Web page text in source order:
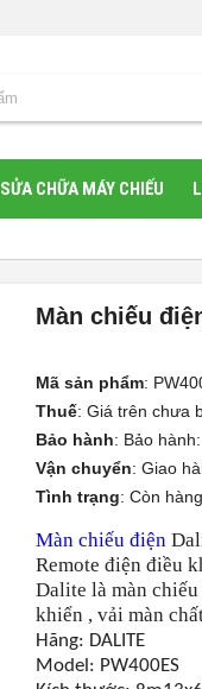
SỬA CHỮA MÁY CHIẾU
Màn chiếu
Mã sản phẩm:
Thuế: Giá trên chưa
Bảo hành: Bảo
Vận chuyển: Giao
Tình trạng: Còn hàng
Màn chiếu điện
Remote điện điều
Dalite là màn
khiển , vải màn
Hãng: DALITE
Model: PW400ES